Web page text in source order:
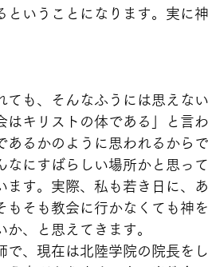
ということになります。実に
も、そんなふうには思えな
はキリストの体である」と言
あるかのように思われるから
なにすばらしい場所かと思っ
ます。実際、私も若き日に、
もそも教会に行かなくても神
、と思えてきます。
、現在は北陸学院の院長を